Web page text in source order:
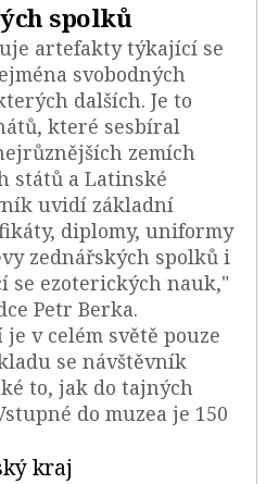
spolků
artefakty týkající se
svobodných
dalších. Je to
které sesbíral
zemích
států a Latinské
uvidí základní
diplomy, uniformy
zednářských spolků i
ezoterických nauk,"
Petr Berka.
v celém světě pouze
se návštěvník
to, jak do tajných
do muzea je 150
kraj